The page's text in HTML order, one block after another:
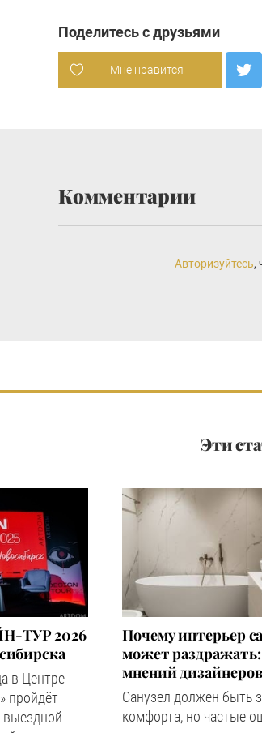
Поделитесь с друзьями
Мне нравится
Комментарии
Авторизуйтесь,
Эти
ТУР 2026
в Центре
пройдёт
выездной
Почему интерьер
может раздражать:
мнений дизайнеров
Санузел должен быть
комфорта, но частые